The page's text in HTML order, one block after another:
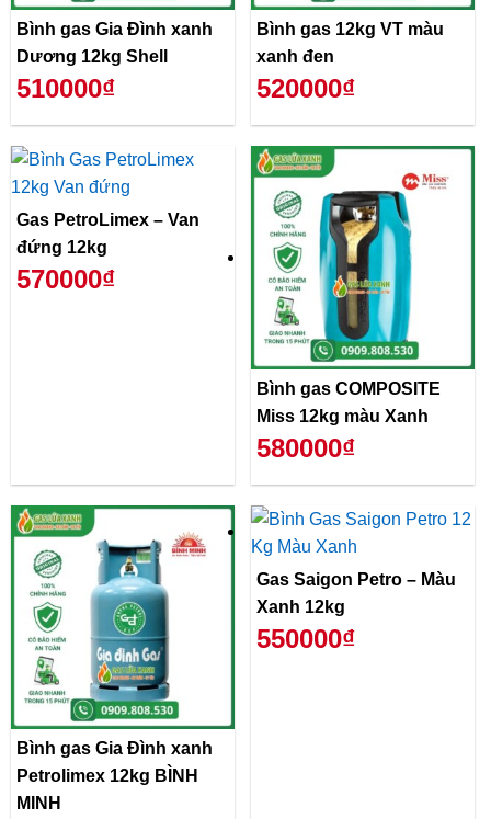
Bình gas Gia Đình xanh
Dương 12kg Shell
510000₫
Bình gas 12kg VT màu
xanh đen
520000₫
Gas PetroLimex – Van
đứng 12kg
570000₫
Bình gas COMPOSITE
Miss 12kg màu Xanh
580000₫
Bình gas Gia Đình xanh
Petrolimex 12kg BÌNH
MINH
Gas Saigon Petro – Màu
Xanh 12kg
550000₫